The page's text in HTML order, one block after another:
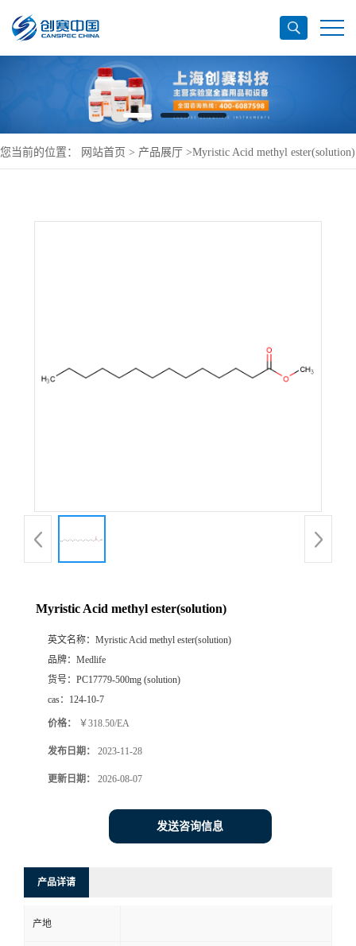
您当前的位置： 网站首页 > 产品展厅 >Myristic Acid methyl ester(solution)
Myristic Acid methyl ester(solution)
英文名称： Myristic Acid methyl ester(solution)
品牌： Medlife
货号： PC17779-500mg (solution)
cas： 124-10-7
价格： ￥318.50/EA
发布日期： 2023-11-28
更新日期： 2026-08-07
发送咨询信息
产品详请
产地